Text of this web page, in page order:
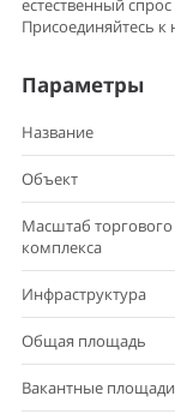
естественный
Присоединяйтесь к
Параметры
Название
Объект
Масштаб торгового
комплекса
Инфраструктура
Общая площадь
Вакантные площади